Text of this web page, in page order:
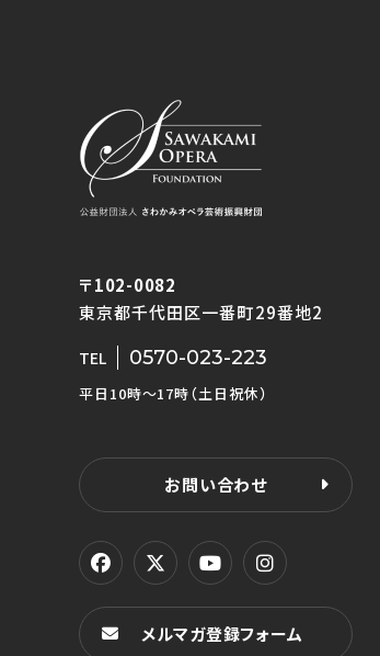
〒102-0082
東京都千代田区一番町29番地2
TEL 0570-023-223
平日10時〜17時（土日祝休）
お問い合わせ
メルマガ登録フォーム